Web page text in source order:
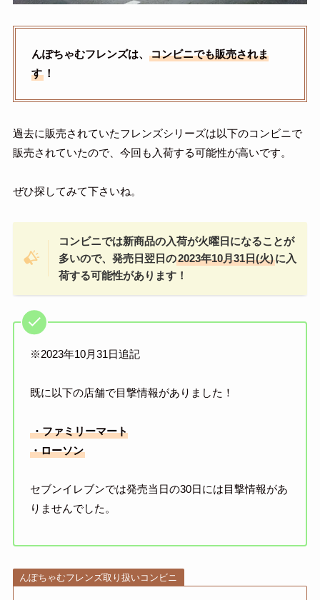
んぽちゃむフレンズは、コンビニでも販売されま
す ！
過去に販売されていたフレンズシリーズは以下のコンビニで
販売されていたので、今回も入荷する可能性が高いです。
ぜひ探してみて下さいね。
コンビニでは新商品の入荷が火曜日になることが
多いので、発売日翌日の2023年10月31日(火)に入
荷する可能性があります！
※2023年10月31日追記
既に以下の店舗で目撃情報がありました！
・ファミリーマート
・ローソン
セブンイレブンでは発売当日の30日には目撃情報があ
りませんでした。
んぽちゃむフレンズ取り扱いコンビニ